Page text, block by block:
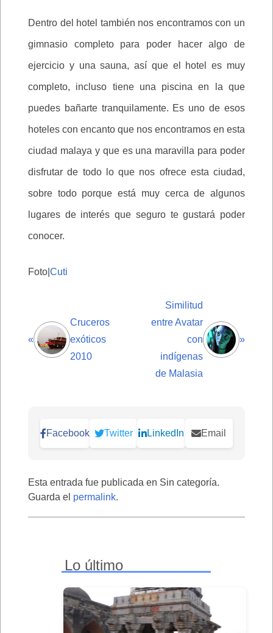
Dentro del hotel también nos encontramos con un
gimnasio completo para poder hacer algo de
ejercicio y una sauna, así que el hotel es muy
completo, incluso tiene una piscina en la que
puedes bañarte tranquilamente. Es uno de esos
hoteles con encanto que nos encontramos en esta
ciudad malaya y que es una maravilla para poder
disfrutar de todo lo que nos ofrece esta ciudad,
sobre todo porque está muy cerca de algunos
lugares de interés que seguro te gustará poder
conocer.
Foto| Cuti
«
Cruceros
exóticos
2010
Similitud
entre Avatar
con
indígenas
de Malasia
»
Facebook Twitter LinkedIn Email
Esta entrada fue publicada en Sin categoría.
Guarda el permalink.
Lo último